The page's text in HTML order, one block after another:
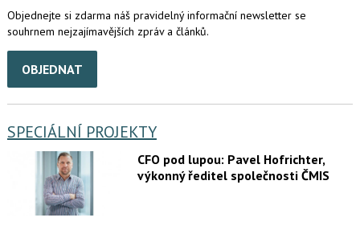
Objednejte si zdarma náš pravidelný informační newsletter se
souhrnem nejzajímavějších zpráv a článků.
OBJEDNAT
SPECIÁLNÍ PROJEKTY
CFO pod lupou: Pavel Hofrichter,
výkonný ředitel společnosti ČMIS